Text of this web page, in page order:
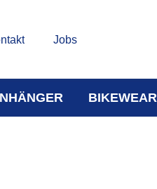
Jobs
BIKEWEAR